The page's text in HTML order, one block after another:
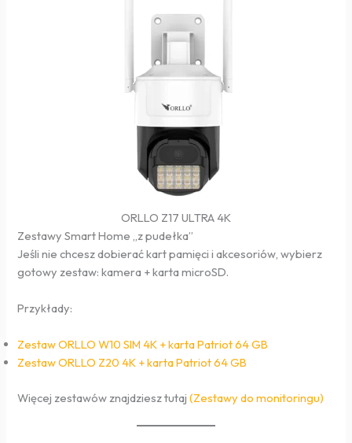
ORLLO Z17 ULTRA 4K
Zestawy Smart Home „z pudełka”
Jeśli nie chcesz dobierać kart pamięci i akcesoriów, wybierz
gotowy zestaw: kamera + karta microSD.
Przykłady:
Zestaw ORLLO W10 SIM 4K + karta Patriot 64 GB
Zestaw ORLLO Z20 4K + karta Patriot 64 GB
Więcej zestawów znajdziesz tutaj(Zestawy do monitoringu)